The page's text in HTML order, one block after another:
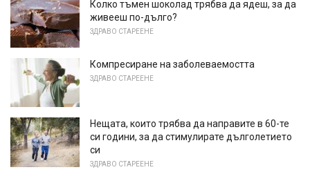
Колко тъмен шоколад трябва да ядеш, за да
живееш по-дълго?
ЗДРАВО СТАРЕЕНЕ
Компресиране на заболеваемостта
ЗДРАВО СТАРЕЕНЕ
Нещата, които трябва да направите в 60-те
си години, за да стимулирате дълголетието
си
ЗДРАВО СТАРЕЕНЕ